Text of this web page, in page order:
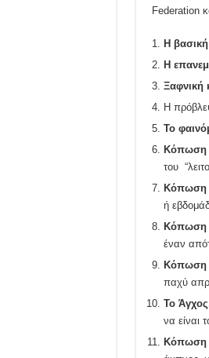
Federation
Η
Η
Η
Το
Κόπωση
του
Κόπωση
ή
Κόπωση
έναν
Κόπωση
παχύ
Το
να είναι
Κόπωση